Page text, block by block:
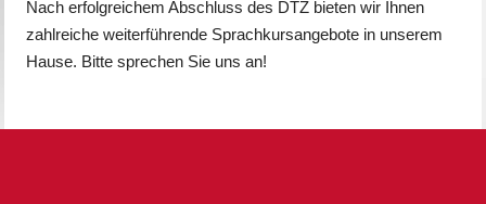
Nach erfolgreichem Abschluss des DTZ bieten wir Ihnen
zahlreiche weiterführende Sprachkursangebote in unserem
Hause. Bitte sprechen Sie uns an!